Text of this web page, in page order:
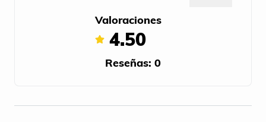
organización de eventos culturales, la
gestión de espacios culturales, la promoción
del turismo y la preservación del patrimonio
cultural, el instituto trabaja para enriquecer
Valoraciones
4.50
Reseñas: 0